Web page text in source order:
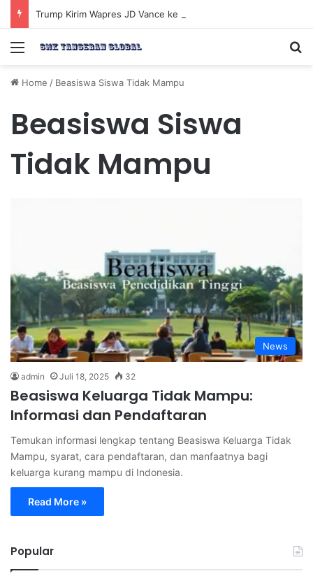
Menu
Home / Beasiswa Siswa Tidak Mampu
Beasiswa Siswa
Tidak Mampu
News
admin Juli 18, 2025 32
Beasiswa Keluarga Tidak Mampu:
Informasi dan Pendaftaran
Temukan informasi lengkap tentang Beasiswa Keluarga Tidak
Mampu, syarat, cara pendaftaran, dan manfaatnya bagi
keluarga kurang mampu di Indonesia.
Read More »
Popular